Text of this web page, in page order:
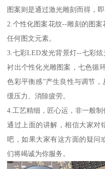
图案则是通过激光雕刻而得，
2.个性化图案花纹--雕刻的图
任何图文元素。
3.七彩LED发光背景灯--七彩
衬出个性化光雕图案，七色循
色彩平衡感”产生良性与调节
缓压力、消除疲劳。
4.工艺精细，匠心运，非一般制
通过上面的讲解，相信大家对
吧，如果大家有这方面的疑问
们将竭诚为你服务。